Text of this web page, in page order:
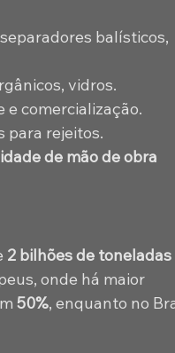
balísticos,
vidros.
comercialização.
para rejeitos.
de mão de obra
2 bilhões de
onde há maior
50%, enquanto no